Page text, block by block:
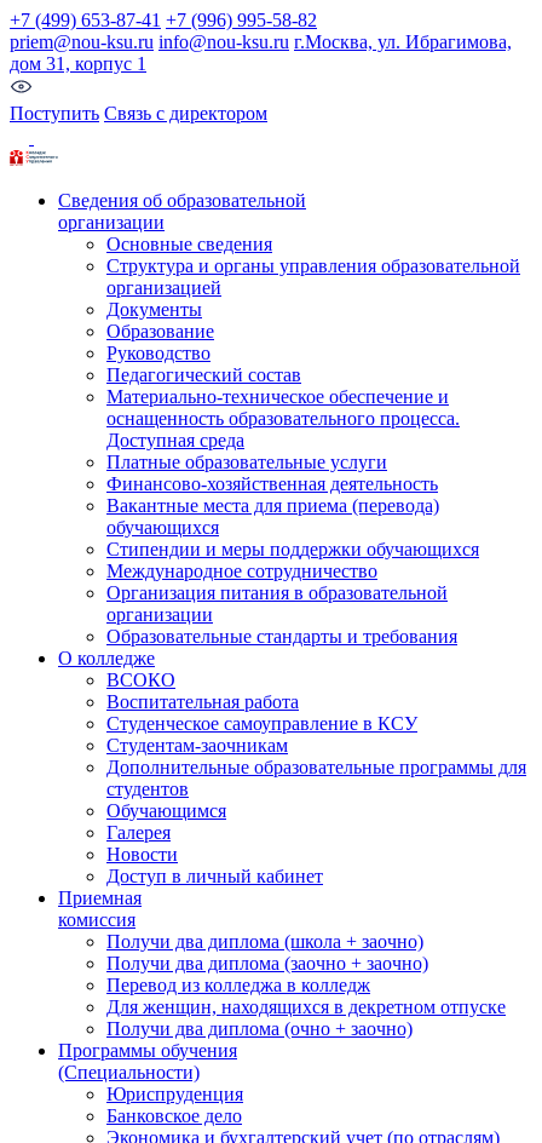
+7 (499) 653-87-41 +7 (996) 995-58-82
priem@nou-ksu.ru info@nou-ksu.ru г.Москва, ул. Ибрагимова,
дом 31, корпус 1
Поступить Связь с директором
Сведения об образовательной
организации
Основные сведения
Структура и органы управления образовательной
организацией
Документы
Образование
Руководство
Педагогический состав
Материально-техническое обеспечение и
оснащенность образовательного процесса.
Доступная среда
Платные образовательные услуги
Финансово-хозяйственная деятельность
Вакантные места для приема (перевода)
обучающихся
Стипендии и меры поддержки обучающихся
Международное сотрудничество
Организация питания в образовательной
организации
Образовательные стандарты и требования
О колледже
ВСОКО
Воспитательная работа
Студенческое самоуправление в КСУ
Студентам-заочникам
Дополнительные образовательные программы для
студентов
Обучающимся
Галерея
Новости
Доступ в личный кабинет
Приемная
комиссия
Получи два диплома (школа + заочно)
Получи два диплома (заочно + заочно)
Перевод из колледжа в колледж
Для женщин, находящихся в декретном отпуске
Получи два диплома (очно + заочно)
Программы обучения
(Специальности)
Юриспруденция
Банковское дело
Экономика и бухгалтерский учет (по отраслям)